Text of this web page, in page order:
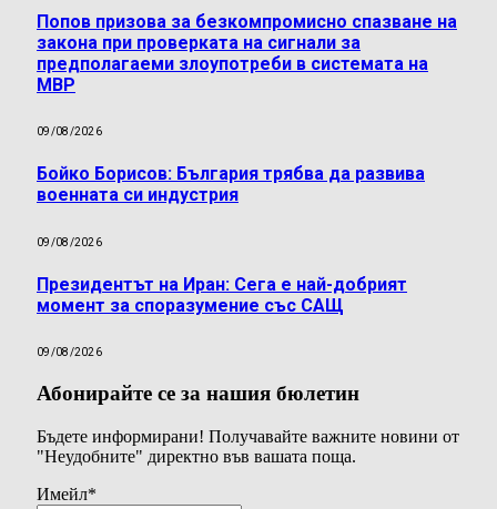
Попов призова за безкомпромисно спазване на
закона при проверката на сигнали за
предполагаеми злоупотреби в системата на
МВР
09/08/2026
Бойко Борисов: България трябва да развива
военната си индустрия
09/08/2026
Президентът на Иран: Сега е най-добрият
момент за споразумение със САЩ
09/08/2026
Абонирайте се за нашия бюлетин
Бъдете информирани! Получавайте важните новини от
"Неудобните" директно във вашата поща.
Имейл*